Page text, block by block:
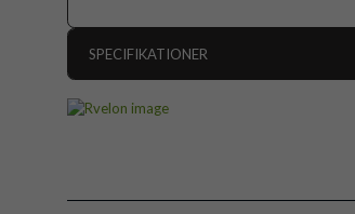
SPECIFIKATIONER
Egenskaper